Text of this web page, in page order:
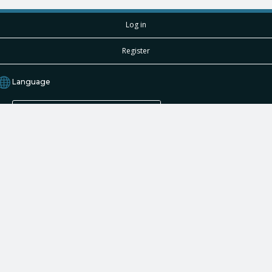
décembre 2026
Log in
Register
Language